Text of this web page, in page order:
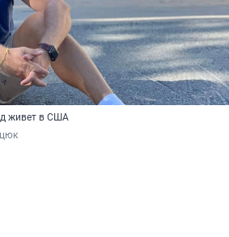
живет в США